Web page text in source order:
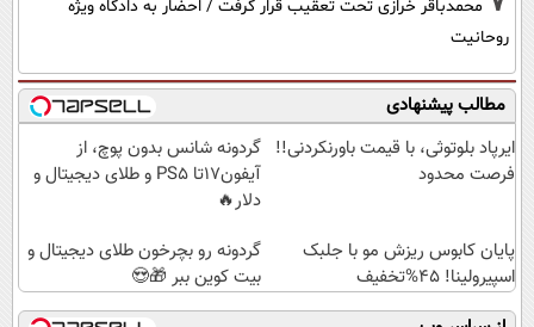
محمدباقر خرازی تحت تعقیب قرار گرفت / احضار به دادگاه ویژه
روحانیت
مطالب پیشنهادی
ایرپاد بلوتوثی، با قیمت باورنکردنی!!
فرصت محدود
گردونه شانس بدون پوچ، از
آیفون17تا PS5 و طلای دیجیتال و
دلار🔥
پایان کابوس ریزش مو با جلبک
اسپیرولینا! 45%تخفیف
گردونه رو بچرخون طلای دیجیتال و
بیت کوین ببر 🎁😍